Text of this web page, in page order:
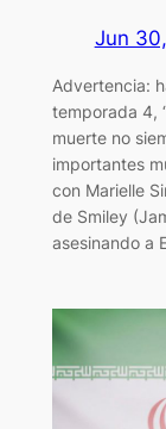
Jun
Advertencia:
temporada 4,
muerte no
importantes
con Marielle
de Smiley
asesinando a